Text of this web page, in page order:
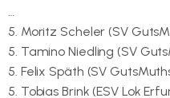
…
5. Moritz Scheler (SV
5. Tamino Niedling (SV
5. Felix Späth (SV
5. Tobias Brink (ESV Lok